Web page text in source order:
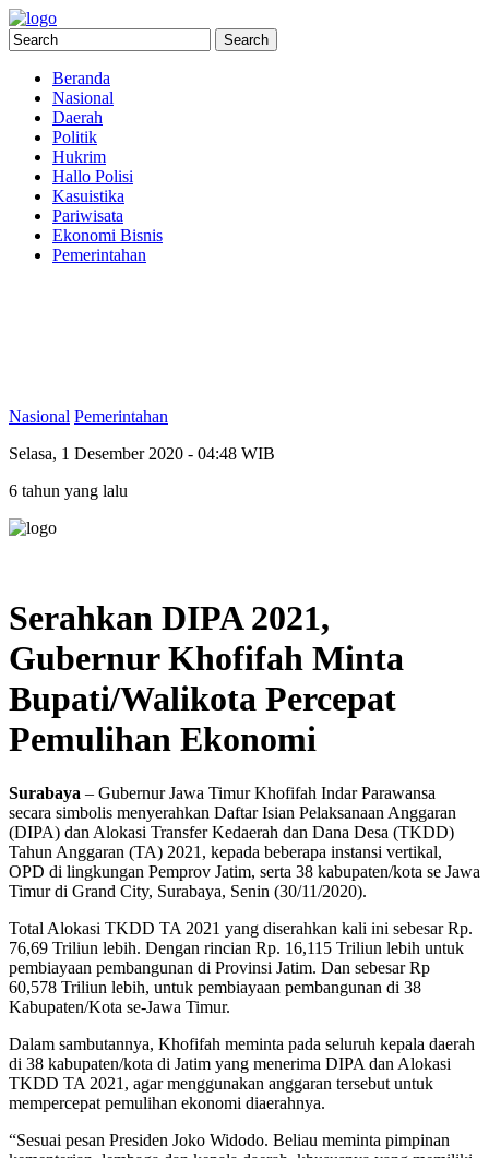
Beranda
Nasional
Daerah
Politik
Hukrim
Hallo Polisi
Kasuistika
Pariwisata
Ekonomi Bisnis
Pemerintahan
Nasional Pemerintahan
Selasa, 1 Desember 2020 - 04:48 WIB
6 tahun yang lalu
Serahkan DIPA 2021,
Gubernur Khofifah Minta
Bupati/Walikota Percepat
Pemulihan Ekonomi
Surabaya – Gubernur Jawa Timur Khofifah Indar Parawansa
secara simbolis menyerahkan Daftar Isian Pelaksanaan Anggaran
(DIPA) dan Alokasi Transfer Kedaerah dan Dana Desa (TKDD)
Tahun Anggaran (TA) 2021, kepada beberapa instansi vertikal,
OPD di lingkungan Pemprov Jatim, serta 38 kabupaten/kota se Jawa
Timur di Grand City, Surabaya, Senin (30/11/2020).
Total Alokasi TKDD TA 2021 yang diserahkan kali ini sebesar Rp.
76,69 Triliun lebih. Dengan rincian Rp. 16,115 Triliun lebih untuk
pembiayaan pembangunan di Provinsi Jatim. Dan sebesar Rp
60,578 Triliun lebih, untuk pembiayaan pembangunan di 38
Kabupaten/Kota se-Jawa Timur.
Dalam sambutannya, Khofifah meminta pada seluruh kepala daerah
di 38 kabupaten/kota di Jatim yang menerima DIPA dan Alokasi
TKDD TA 2021, agar menggunakan anggaran tersebut untuk
mempercepat pemulihan ekonomi diaerahnya.
“Sesuai pesan Presiden Joko Widodo. Beliau meminta pimpinan